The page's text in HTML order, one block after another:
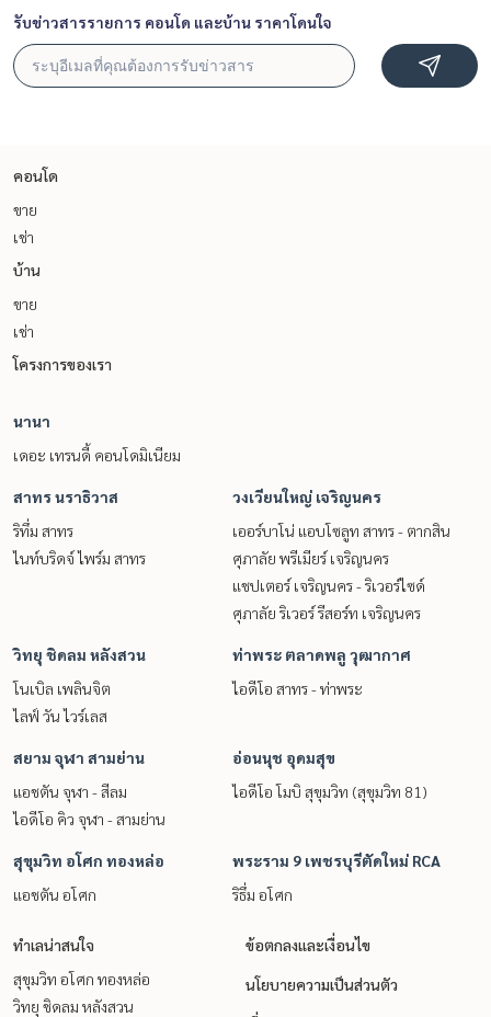
รับข่าวสารรายการ คอนโด และบ้าน ราคาโดนใจ
คอนโด
ขาย
เช่า
บ้าน
ขาย
เช่า
โครงการของเรา
นานา
เดอะ เทรนดี้ คอนโดมิเนียม
สาทร นราธิวาส
ริทึ่ม สาทร
ไนท์บริดจ์ ไพร์ม สาทร
วงเวียนใหญ่ เจริญนคร
เออร์บาโน่ แอบโซลูท สาทร - ตากสิน
ศุภาลัย พรีเมียร์ เจริญนคร
แชปเตอร์ เจริญนคร - ริเวอร์ไซด์
ศุภาลัย ริเวอร์ รีสอร์ท เจริญนคร
วิทยุ ชิดลม หลังสวน
โนเบิล เพลินจิต
ไลฟ์ วัน ไวร์เลส
ท่าพระ ตลาดพลู วุฒากาศ
ไอดีโอ สาทร - ท่าพระ
สยาม จุฬา สามย่าน
แอชตัน จุฬา - สีลม
ไอดีโอ คิว จุฬา - สามย่าน
อ่อนนุช อุดมสุข
ไอดีโอ โมบิ สุขุมวิท (สุขุมวิท 81)
สุขุมวิท อโศก ทองหล่อ
แอชตัน อโศก
พระราม 9 เพชรบุรีตัดใหม่ RCA
ริธึ่ม อโศก
ทำเลน่าสนใจ
สุขุมวิท อโศก ทองหล่อ
วิทยุ ชิดลม หลังสวน
ข้อตกลงและเงื่อนไข
นโยบายความเป็นส่วนตัว